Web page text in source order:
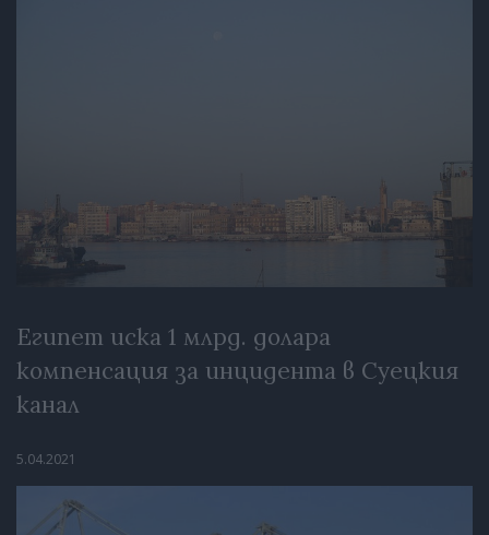
Египет иска 1 млрд. долара
компенсация за инцидента в Суецкия
канал
5.04.2021